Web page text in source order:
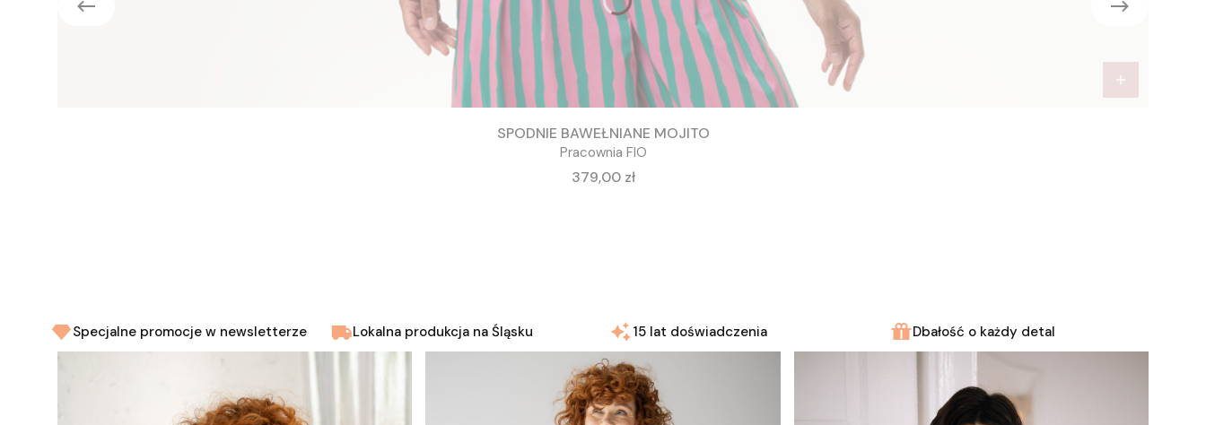
SPODNIE BAWEŁNIANE MOJITO
Pracownia FIO
Cena
379,00 zł
Specjalne promocje w newsletterze Lokalna produkcja na Śląsku 15 lat doświadczenia Dbałość o każdy detal